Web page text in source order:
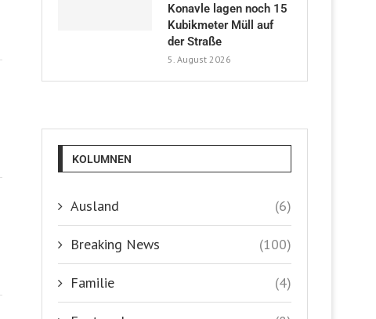
Konavle lagen noch 15
Kubikmeter Müll auf
der Straße
5. August 2026
KOLUMNEN
Ausland (6)
Breaking News (100)
Familie (4)